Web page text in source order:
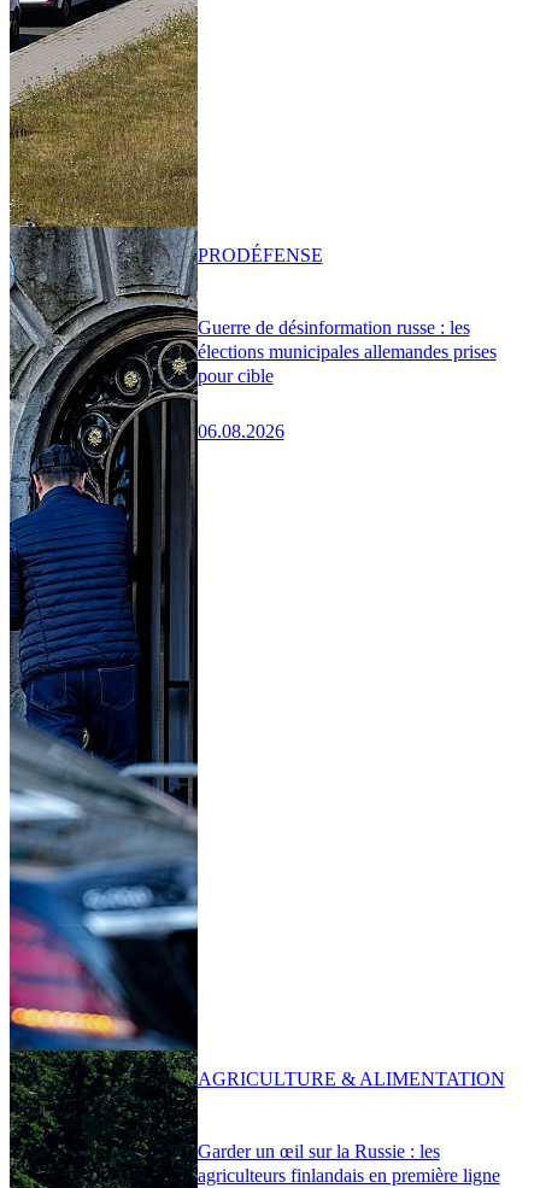
Guerre de désinformation russe : les
élections municipales allemandes prises
pour cible
06.08.2026
PRODÉFENSE
Garder un œil sur la Russie : les
agriculteurs finlandais en première ligne
AGRICULTURE & ALIMENTATION